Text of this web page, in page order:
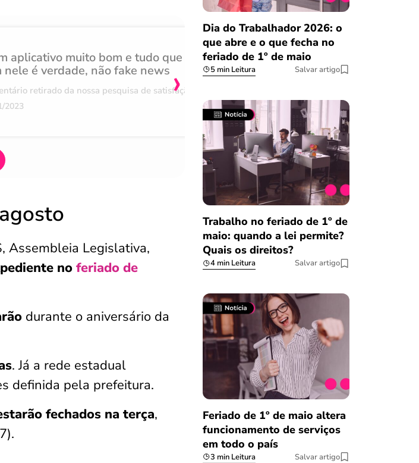
aplicativo muito bom e tudo que
nele é verdade, não fake news
retirado da nossa pesquisa de satisfação
2023
Achei muito rápido,
burocracia
08/03/2023
›
Assembleia Legislativa,
no feriado de
durante o aniversário da
. Já a rede estadual
definida pela prefeitura.
fechados na terça,
Dia do Trabalhador 2026: o
que abre e o que fecha no
feriado de 1º de maio
5 min Leitura Salvar artigo
Trabalho no feriado de 1º de
maio: quando a lei permite?
Quais os direitos?
4 min Leitura Salvar artigo
Feriado de 1º de maio altera
funcionamento de serviços
em todo o país
3 min Leitura Salvar artigo